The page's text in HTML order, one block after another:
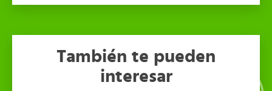
También te pueden
interesar